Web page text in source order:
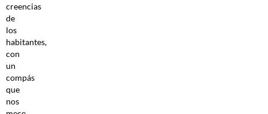
creencias
de
los
habitantes,
con
un
compás
que
nos